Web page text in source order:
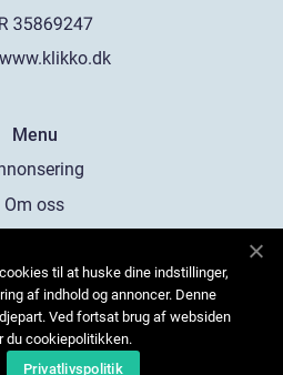
www.klikko.dk
Menu
Om oss
oss
Sitemap
til at huske dine indstillinger,
af indhold og annoncer. Denne
Ved fortsat brug af websiden
du cookiepolitikken.
Privatlivspolitik